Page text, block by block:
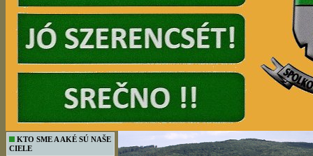
KTO SME A AKÉ SÚ NAŠE
CIELE